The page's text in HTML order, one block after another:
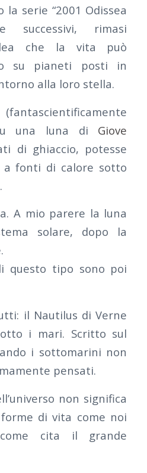
serie “2001 Odissea
successivi, rimasi
che la vita può
su pianeti posti in
alla loro stella.
una luna di Giove
di ghiaccio, potesse
a fonti di calore sotto
A mio parere la luna
solare, dopo la
questo tipo sono poi
il Nautilus di Verne
i mari. Scritto sul
i sottomarini non
pensati.
non significa
di vita come noi
cita il grande